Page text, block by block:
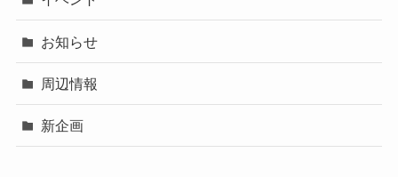
お知らせ
周辺情報
新企画